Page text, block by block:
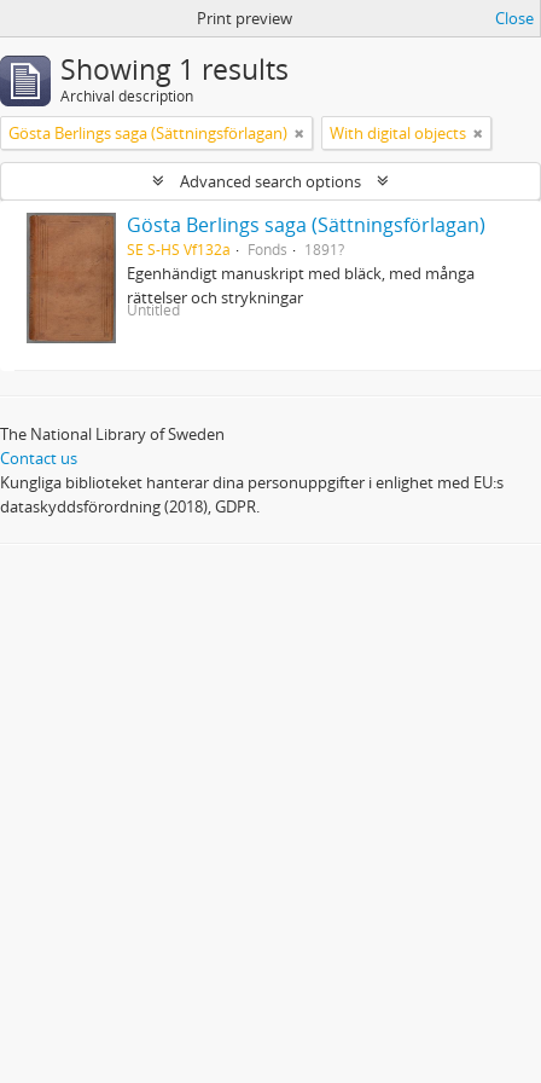
Print preview Close
Showing 1 results
Archival description
Gösta Berlings saga (Sättningsförlagan) With digital objects
Advanced search options
Gösta Berlings saga (Sättningsförlagan)
SE S-HS Vf132a Fonds 1891?
Egenhändigt manuskript med bläck, med många
rättelser och strykningar
Untitled
The National Library of Sweden
Contact us
Kungliga biblioteket hanterar dina personuppgifter i enlighet med EU:s
dataskyddsförordning (2018), GDPR.